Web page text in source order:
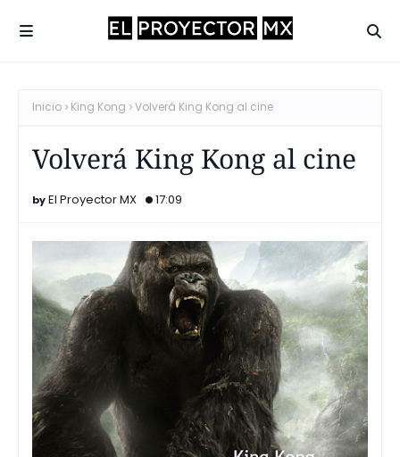
Inicio King Kong Volverá King Kong al cine
Volverá King Kong al cine
El Proyector MX 17:09